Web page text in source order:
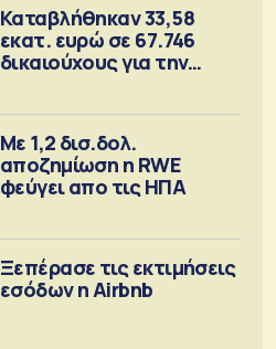
Καταβλήθηκαν 33,58
εκατ. ευρώ σε 67.746
δικαιούχους για την
Με 1,2 δισ.δολ.
αποζημίωση η RWE
φεύγει απο τις ΗΠΑ
Ξεπέρασε τις εκτιμήσεις
εσόδων η Airbnb